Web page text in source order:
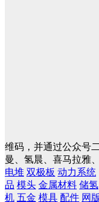
维码，并通过公众号
曼、氢晨、喜马拉雅
电堆 双极板 动力系统
品 模头 金属材料 储氢
机 五金 模具 配件 网版